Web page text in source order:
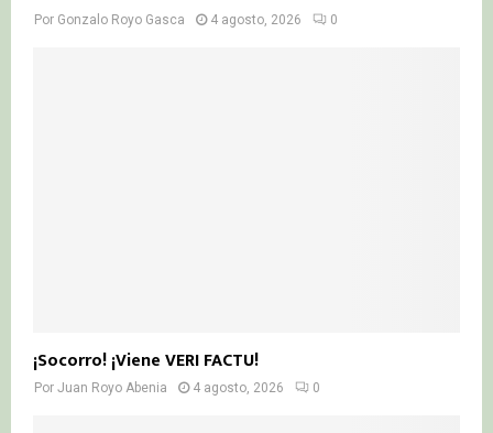
Por Gonzalo Royo Gasca 4 agosto, 2026 0
¡Socorro! ¡Viene VERI FACTU!
Por Juan Royo Abenia 4 agosto, 2026 0